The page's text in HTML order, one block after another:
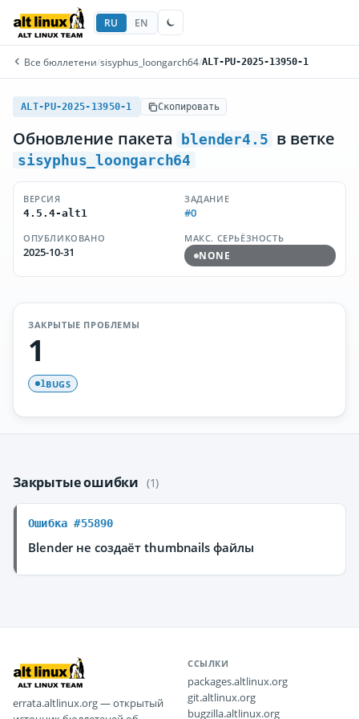
RU EN
Все бюллетени/sisyphus_loongarch64/ALT-PU-2025-13950-1
ALT-PU-2025-13950-1 Скопировать
Обновление пакета blender4.5 в ветке
sisyphus_loongarch64
ВЕРСИЯ
4.5.4-alt1
ЗАДАНИЕ
#0
ОПУБЛИКОВАНО
2025-10-31
МАКС. СЕРЬЁЗНОСТЬ
NONE
ЗАКРЫТЫЕ ПРОБЛЕМЫ
1
1BUGS
Закрытые ошибки (1)
Ошибка #55890
Blender не создаёт thumbnails файлы
errata.altlinux.org — открытый
ССЫЛКИ
packages.altlinux.org
git.altlinux.org
bugzilla.altlinux.org